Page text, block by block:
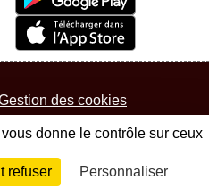
des cookies
Connexion
donne le contrôle sur ceux
refuser Personnaliser